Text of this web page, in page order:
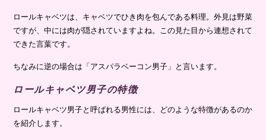
ロールキャベツは、キャベツでひき肉を包んである料理。外見は野菜
ですが、中には肉が隠されていますよね。この見た目から連想されて
できた言葉です。
ちなみに逆の場合は「アスパラベーコン男子」と言います。
ロールキャベツ男子の特徴
ロールキャベツ男子と呼ばれる男性には、どのような特徴があるのか
を紹介します。